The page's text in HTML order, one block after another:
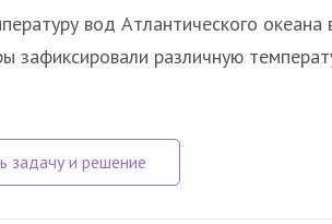
вод Атлантического океана
зафиксировали различную